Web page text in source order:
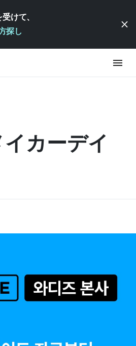
けて、
探し
カーデイ